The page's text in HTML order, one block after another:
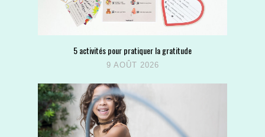
5 activités pour pratiquer la gratitude
9 AOÛT 2026